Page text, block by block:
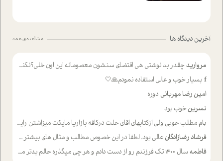
آخرین دیدگاه ها مشاهده ی همه
مروارید چقدر بد نوشتی هی اقتضای سنشون معصومانه این اون خلی؟نکنه تا چهل سالگی پوشکت میکردن و شیر میخوردی که به اینا میگی کودک
f بسیار خوب و عالی استفاده نمودم🙏🤍
امین رضا مهربانی دوره
نسرینخوب بود
بام مطلب حوبی ولی ازکتابهای اقای حلت درکافه بازاریا مایکت میزاشتن رایگان خوب بود ولی هرکدام خلاصه شده ش تومجله از طریق سایت هم خوبه اینکه درزیر اخرصفحه گذاشته شده خب ادم خبره میره نصب میکنه میخونه ولی هرکسی گوشیش ظرفیتش نداره باتشکر
فرشاد رضازادگان عالی بود. لطفا در این خصوص مطالب و مثال های بیشتر ی ارایه دهید
فاطمه سال ۱۴۰۰ تک فرزندم رو از دست دادم و هر چی میگذره حالم بدتر میشه و دلتنگتر تنایی رو ترجیح دادم و معاشرت برام سخت شده